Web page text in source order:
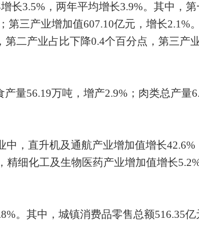
长3.5%，两年平均增长3.9%。其中，
第三产业增加值607.10亿元，增长2.1%
二产业占比下降0.4个百分点，第三产
量56.19万吨，增产2.9%；肉类总产量
，直升机及通航产业增加值增长42.6%
细化工及生物医药产业增加值增长
。其中，城镇消费品零售总额516.35亿